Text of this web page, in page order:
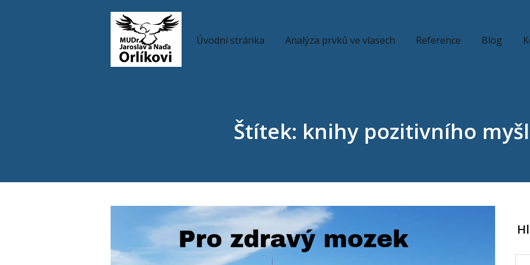
Úvodní stránka Analýza prvků ve vlasech Reference Blog
Štítek: knihy pozitivního